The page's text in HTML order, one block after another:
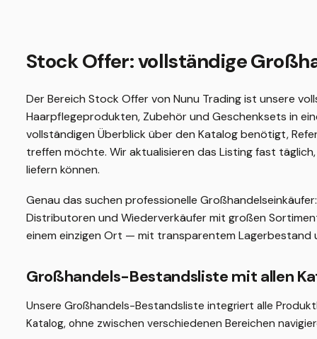
Stock Offer: vollständige
Der Bereich Stock Offer von Nunu Trading ist unsere
Haarpflegeprodukten, Zubehör und Geschenksets in
vollständigen Überblick über den Katalog benötigt,
treffen möchte. Wir aktualisieren das Listing fast
liefern können.
Genau das suchen professionelle
Distributoren und Wiederverkäufer mit großen
einem einzigen Ort — mit transparentem
Großhandels-Bestandsliste mit allen
Unsere Großhandels-Bestandsliste integriert alle
Katalog, ohne zwischen verschiedenen Bereichen